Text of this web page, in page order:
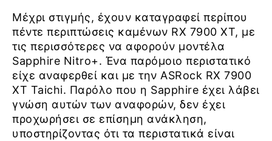
Μέχρι στιγμής, έχουν καταγραφεί περίπου
πέντε περιπτώσεις καμένων RX 7900 XT, με
τις περισσότερες να αφορούν μοντέλα
Sapphire Nitro+. Ένα παρόμοιο περιστατικό
είχε αναφερθεί και με την ASRock RX 7900
XT Taichi. Παρόλο που η Sapphire έχει λάβει
γνώση αυτών των αναφορών, δεν έχει
προχωρήσει σε επίσημη ανάκληση,
υποστηρίζοντας ότι τα περιστατικά είναι